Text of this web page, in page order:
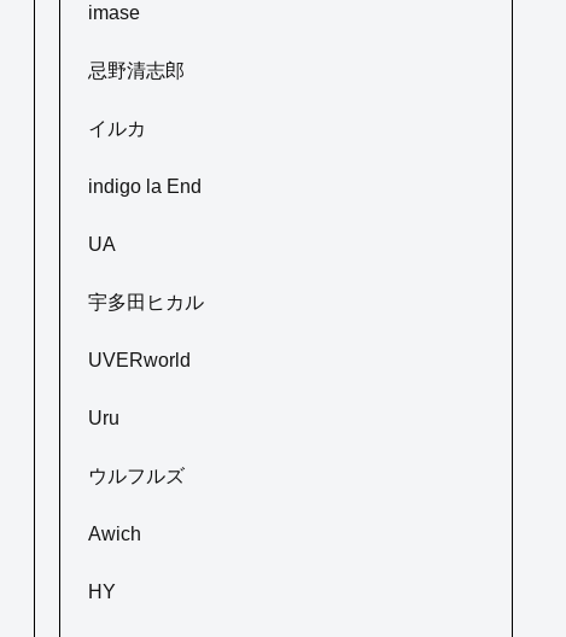
imase
忌野清志郎
イルカ
indigo la End
UA
宇多田ヒカル
UVERworld
Uru
ウルフルズ
Awich
HY